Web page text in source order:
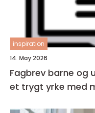
inspiration
14. May 2026
Fagbrev barne og
et trygt yrke med